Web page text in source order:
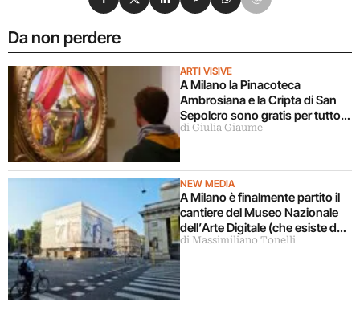
Da non perdere
ARTI VISIVE
A Milano la Pinacoteca
Ambrosiana e la Cripta di San
Sepolcro sono gratis per tutto
agosto (ma solo per milanesi)
di Giulia Giaume
NEW MEDIA
A Milano è finalmente partito il
cantiere del Museo Nazionale
dell’Arte Digitale (che esiste da
5 anni ma ancora non c’è)
di Massimiliano Tonelli